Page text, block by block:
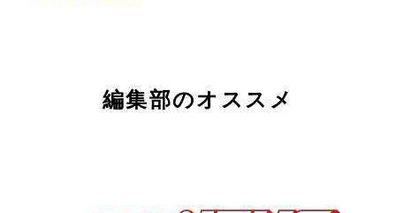
編集部のオススメ